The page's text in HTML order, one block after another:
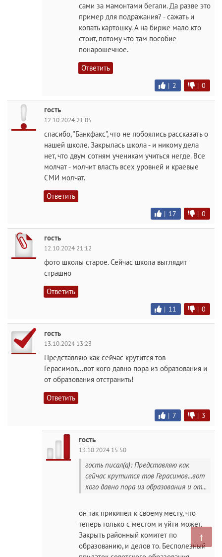
сами за мамонтами бегали. Да разве это
пример для подражания? - сажать и
копать картошку. А на бирже мало кто
стоит, потому что там пособие
понарошечное.
Ответить
| 2 | 0
гость
12.10.2024 21:05
спасибо, "Банкфакс", что не побоялись рассказать о
нашей школе. Закрылась школа - и никому дела
нет, что двум сотням ученикам учиться негде. Все
молчат - молчит власть всех уровней и краевые
СМИ молчат.
Ответить
| 17 | 0
гость
12.10.2024 21:12
фото школы старое. Сейчас школа выглядит
страшно
Ответить
| 11 | 0
гость
13.10.2024 13:23
Представляю как сейчас крутится тов
Герасимов...вот кого давно пора из образования и
от образования отстранить!
Ответить
| 7 | 3
гость
13.10.2024 15:50
гость писал(а): Представляю как
сейчас крутится тов Герасимов...вот
кого давно пора из образования и от...
он так прикипел к своему месту, что
теперь только с местом и уйти может.
Закрыть районный комитет по
образованию, и делов то. Бесполезный
↑